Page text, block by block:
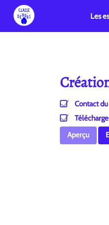
Les
Contact
Aperçu